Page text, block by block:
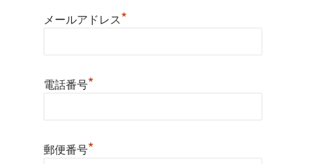
メールアドレス*
電話番号*
郵便番号*